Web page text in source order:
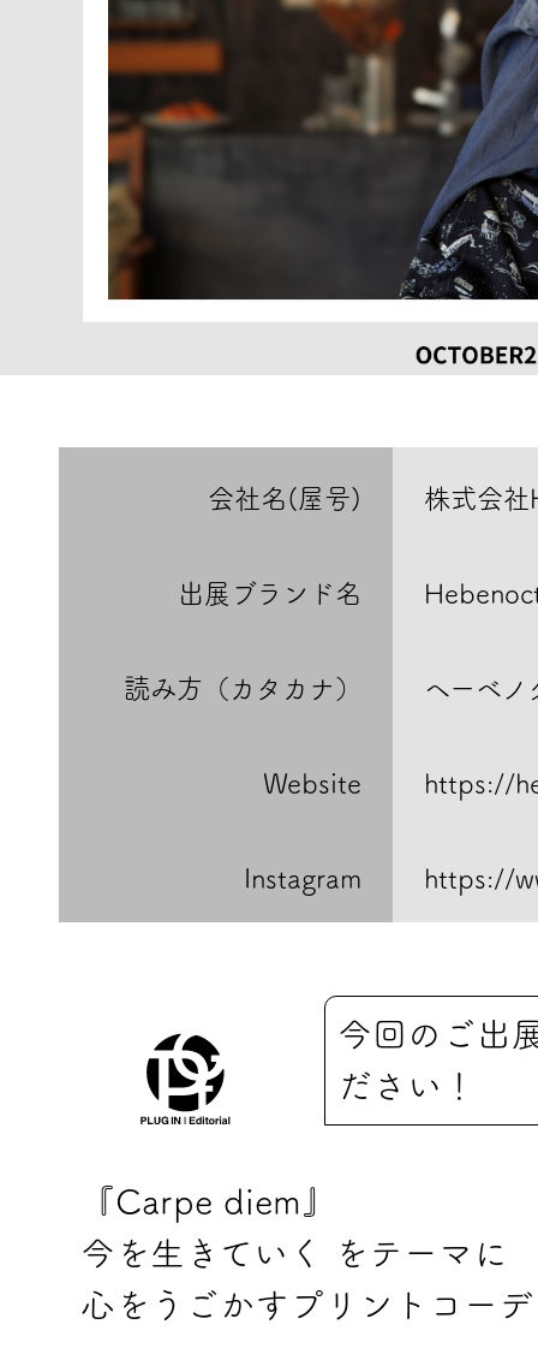
会社名(屋号) 株式会社
出展ブランド名
読み方（カタカナ） ヘーベノ
Website https://
Instagram https://
今回のご出
ださい！
『Carpe diem』
今を生きていく をテーマに
心をうごかすプリントコーデ